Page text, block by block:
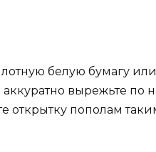
белую бумагу
вырежьте по
открытку пополам